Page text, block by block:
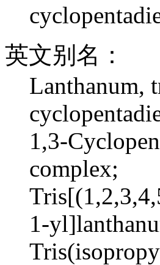
英文别名：
Lanthanum,
1,3-
complex;
1-